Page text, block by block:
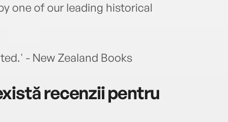
one of our leading historical
- New Zealand Books
recenzii pentru